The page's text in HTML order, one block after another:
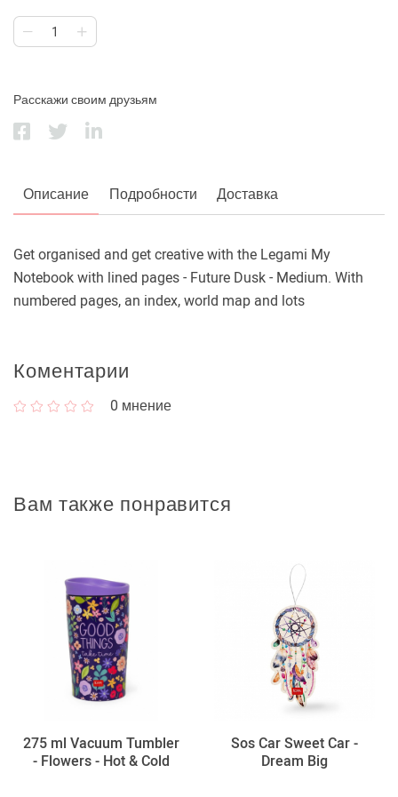
Расскажи своим друзьям
Описание Подробности Доставка
Get organised and get creative with the Legami My
Notebook with lined pages - Future Dusk - Medium. With
numbered pages, an index, world map and lots
Коментарии
0 мнение
Вам также понравится
275 ml Vacuum Tumbler
- Flowers - Hot & Cold
Sos Car Sweet Car -
Dream Big